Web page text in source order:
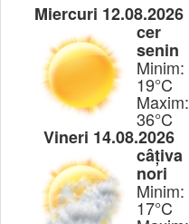
Miercuri 12.08.2026
cer
senin
Minim:
19°C
Maxim:
36°C
Vineri 14.08.2026
câțiva
nori
Minim:
17°C